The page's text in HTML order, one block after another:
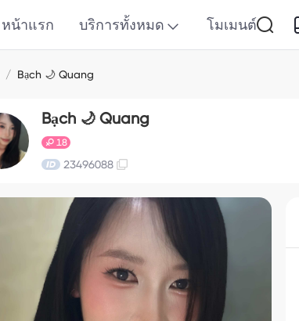
หน้าแรก บริการทั้งหมด โมเมนต์
/ Bạch 🌙 Quang
Bạch 🌙 Quang
18
23496088